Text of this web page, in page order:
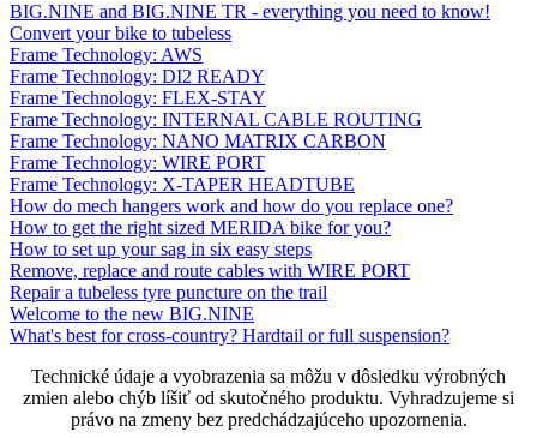
BIG.NINE and BIG.NINE TR - everything you need to know!
Convert your bike to tubeless
Frame Technology: AWS
Frame Technology: DI2 READY
Frame Technology: FLEX-STAY
Frame Technology: INTERNAL CABLE ROUTING
Frame Technology: NANO MATRIX CARBON
Frame Technology: WIRE PORT
Frame Technology: X-TAPER HEADTUBE
How do mech hangers work and how do you replace one?
How to get the right sized MERIDA bike for you?
How to set up your sag in six easy steps
Remove, replace and route cables with WIRE PORT
Repair a tubeless tyre puncture on the trail
Welcome to the new BIG.NINE
What's best for cross-country? Hardtail or full suspension?
Technické údaje a vyobrazenia sa môžu v dôsledku výrobných
zmien alebo chýb líšiť od skutočného produktu. Vyhradzujeme si
právo na zmeny bez predchádzajúceho upozornenia.